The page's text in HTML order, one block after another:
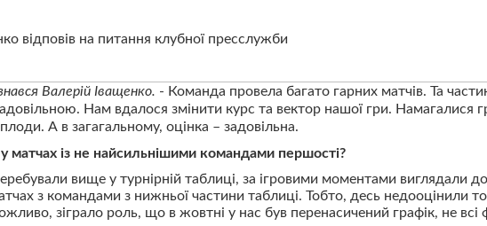
відповів на питання клубної пресслужби
Валерій Іващенко. - Команда провела багато гарних матчів. Та
Нам вдалося змінити курс та вектор нашої гри. Намагалися
А в загагальному, оцінка – задовільна.
матчах із не найсильнішими командами першості?
вище у турнірній таблиці, за ігровими моментами виглядали
з командами з нижньої частини таблиці. Тобто, десь недооцінили
зіграло роль, що в жовтні у нас був перенасичений графік, не всі